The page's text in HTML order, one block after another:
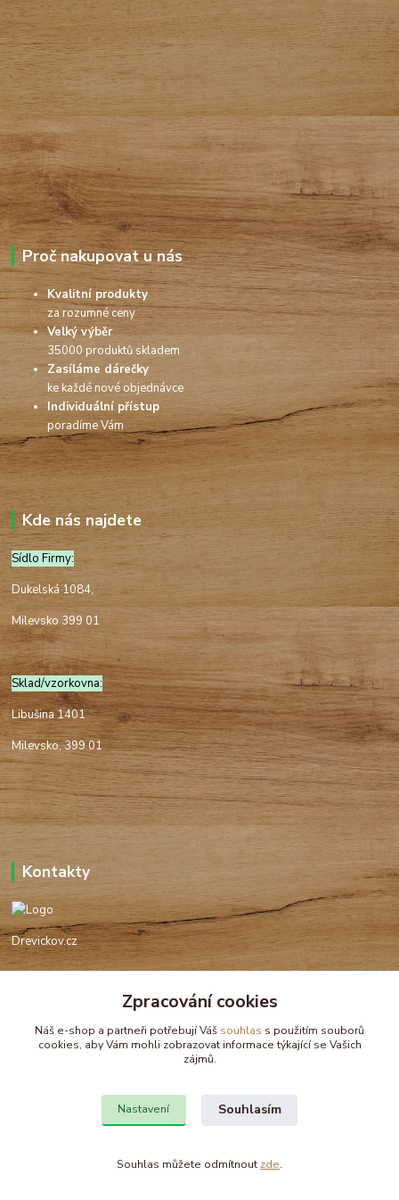
Proč nakupovat u nás
Kvalitní produkty
za rozumné ceny
Velký výběr
35000 produktů skladem
Zasíláme dárečky
ke každé nové objednávce
Individuální přístup
poradíme Vám
Kde nás najdete
Sídlo Firmy:
Dukelská 1084,
Milevsko 399 01
Sklad/vzorkovna:
Libušina 1401
Milevsko, 399 01
Kontakty
Drevickov.cz
+420 732 488 676
drevickov@drevickov.cz, info@drevickov.cz
Zpracování cookies
Náš e-shop a partneři potřebují Váš souhlas s použitím souborů
cookies, aby Vám mohli zobrazovat informace týkající se Vašich
zájmů.
Nastavení Souhlasím
Souhlas můžete odmítnout zde.